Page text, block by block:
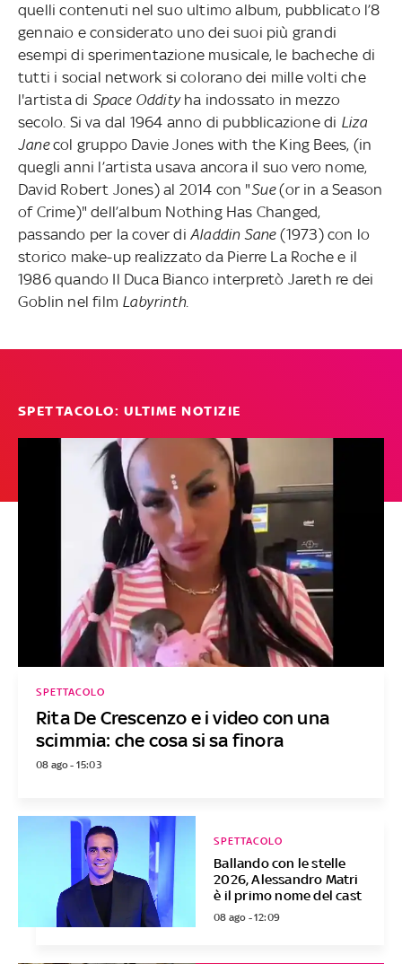
quelli contenuti nel suo ultimo album, pubblicato l’8
gennaio e considerato uno dei suoi più grandi
esempi di sperimentazione musicale, le bacheche di
tutti i social network si colorano dei mille volti che
l'artista di Space Oddityha indossato in mezzo
secolo. Si va dal 1964 anno di pubblicazione di Liza
Janecol gruppo Davie Jones with the King Bees, (in
quegli anni l’artista usava ancora il suo vero nome,
David Robert Jones) al 2014 con "Sue(or in a Season
of Crime)" dell’album Nothing Has Changed,
passando per la cover di Aladdin Sane(1973) con lo
storico make-up realizzato da Pierre La Roche e il
1986 quando Il Duca Bianco interpretò Jareth re dei
Goblin nel film Labyrinth.
SPETTACOLO: ULTIME NOTIZIE
Rita De Crescenzo e i video con una
scimmia: che cosa si sa finora
SPETTACOLO
08 ago - 15:03
Ballando con le stelle
2026, Alessandro Matri
è il primo nome del cast
SPETTACOLO
08 ago - 12:09